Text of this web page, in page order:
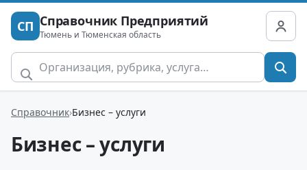
СП Справочник Предприятий
Тюмень и Тюменская область
Справочник Бизнес – услуги
Бизнес – услуги